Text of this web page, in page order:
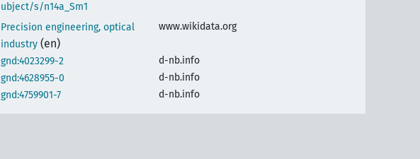
ubject/s/n14a_Sm1
Precision engineering, optical
industry (en)
www.wikidata.org
gnd:4023299-2
d-nb.info
gnd:4628955-0
d-nb.info
gnd:4759901-7
d-nb.info